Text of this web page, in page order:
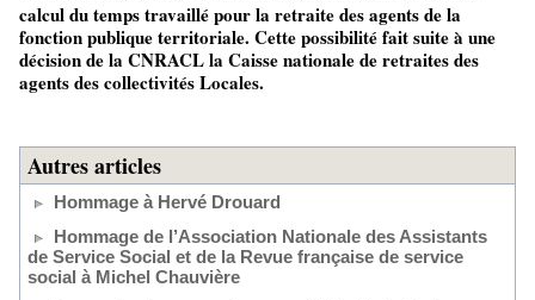
calcul du temps travaillé pour la retraite des agents de la
fonction publique territoriale. Cette possibilité fait suite à une
décision de la CNRACL la Caisse nationale de retraites des
agents des collectivités Locales.
Autres articles
Hommage à Hervé Drouard
Hommage de l’Association Nationale des Assistants
de Service Social et de la Revue française de service
social à Michel Chauvière